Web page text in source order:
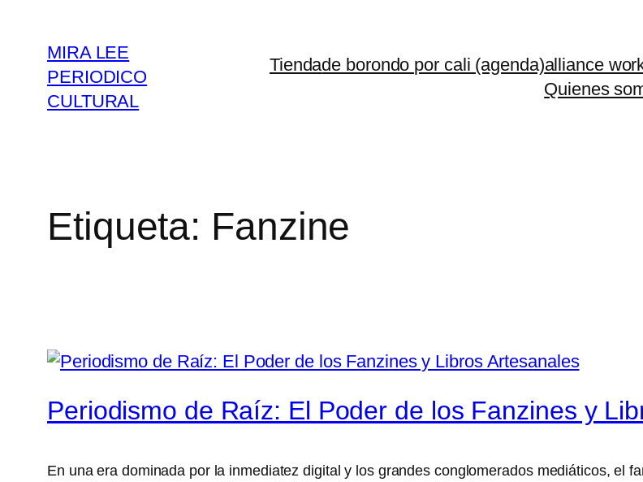
contenido
MIRA LEE
PERIODICO
CULTURAL
Tiendade borondo por cali (agenda)alliance
Quienes
Etiqueta: Fanzine
Periodismo de Raíz: El Poder de los Fanzines y
En una era dominada por la inmediatez digital y los grandes conglomerados mediáticos, el